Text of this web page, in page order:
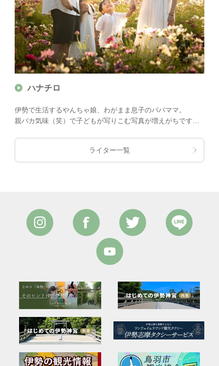
ハナチロ
伊勢で生活するやんちゃ娘、わがまま息子のパパママ。
親バカ気味（笑）で子どもが写りこむ写真が増えがちです
ライター一覧